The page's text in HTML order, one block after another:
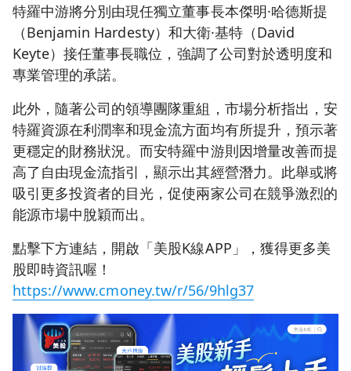
特羅中游將分別由現任獨立董事長本傑明·哈德斯提
（Benjamin Hardesty）和大衛·基特（David
Keyte）接任董事長職位，強調了公司對於透明度和
專業管理的承諾。
此外，隨著公司的領導團隊重組，市場分析指出，安
特羅資源在利潤率和現金流方面均有所提升，預示著
更穩定的財務狀況。而安特羅中游則因增量改善而提
高了自由現金流指引，顯示出其經營潛力。此舉或將
吸引更多投資者的目光，促使兩家公司在競爭激烈的
能源市場中脫穎而出。
點擊下方連結，開啟「美股K線APP」，獲得更多美
股即時資訊喔！
https://www.cmoney.tw/r/56/9hlg37